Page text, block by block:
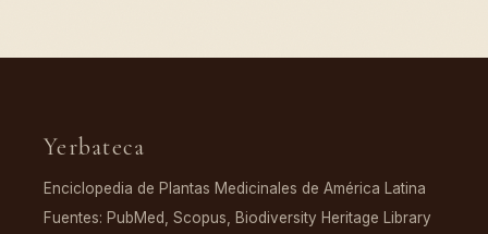
Yerbateca
Enciclopedia de Plantas Medicinales de América Latina
Fuentes: PubMed, Scopus, Biodiversity Heritage Library